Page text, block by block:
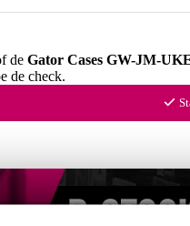
de Gator Cases GW-JM-
de check.